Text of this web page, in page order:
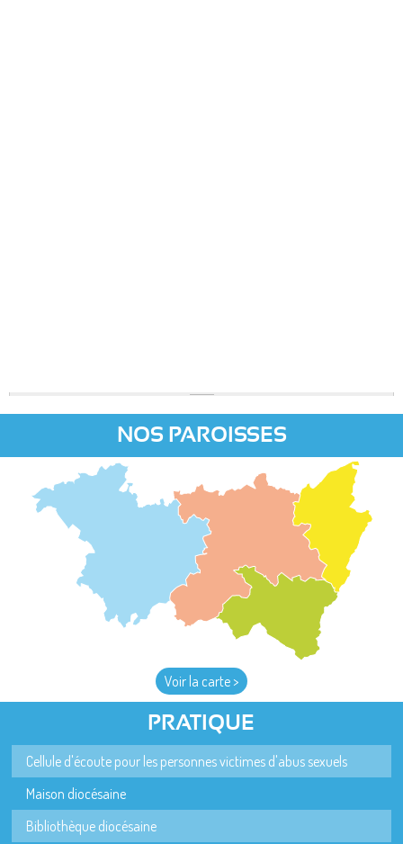
NOS PAROISSES
Voir la carte >
PRATIQUE
Cellule d'écoute pour les personnes victimes d'abus sexuels
Maison diocésaine
Bibliothèque diocésaine